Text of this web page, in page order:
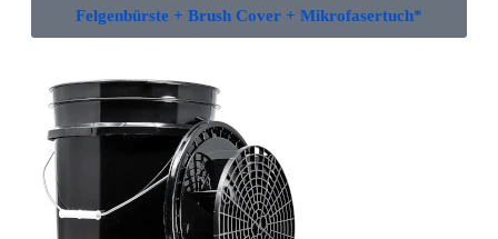
Felgenbürste + Brush Cover + Mikrofasertuch*